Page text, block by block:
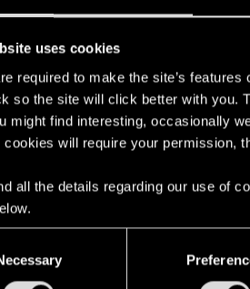
uses cookies
required to make the site’s
so the site will click better with you.
might find interesting, occasionally
cookies will require your permission,
all the details regarding our use of
コンテスト2021
実施中！
ハント開催中！